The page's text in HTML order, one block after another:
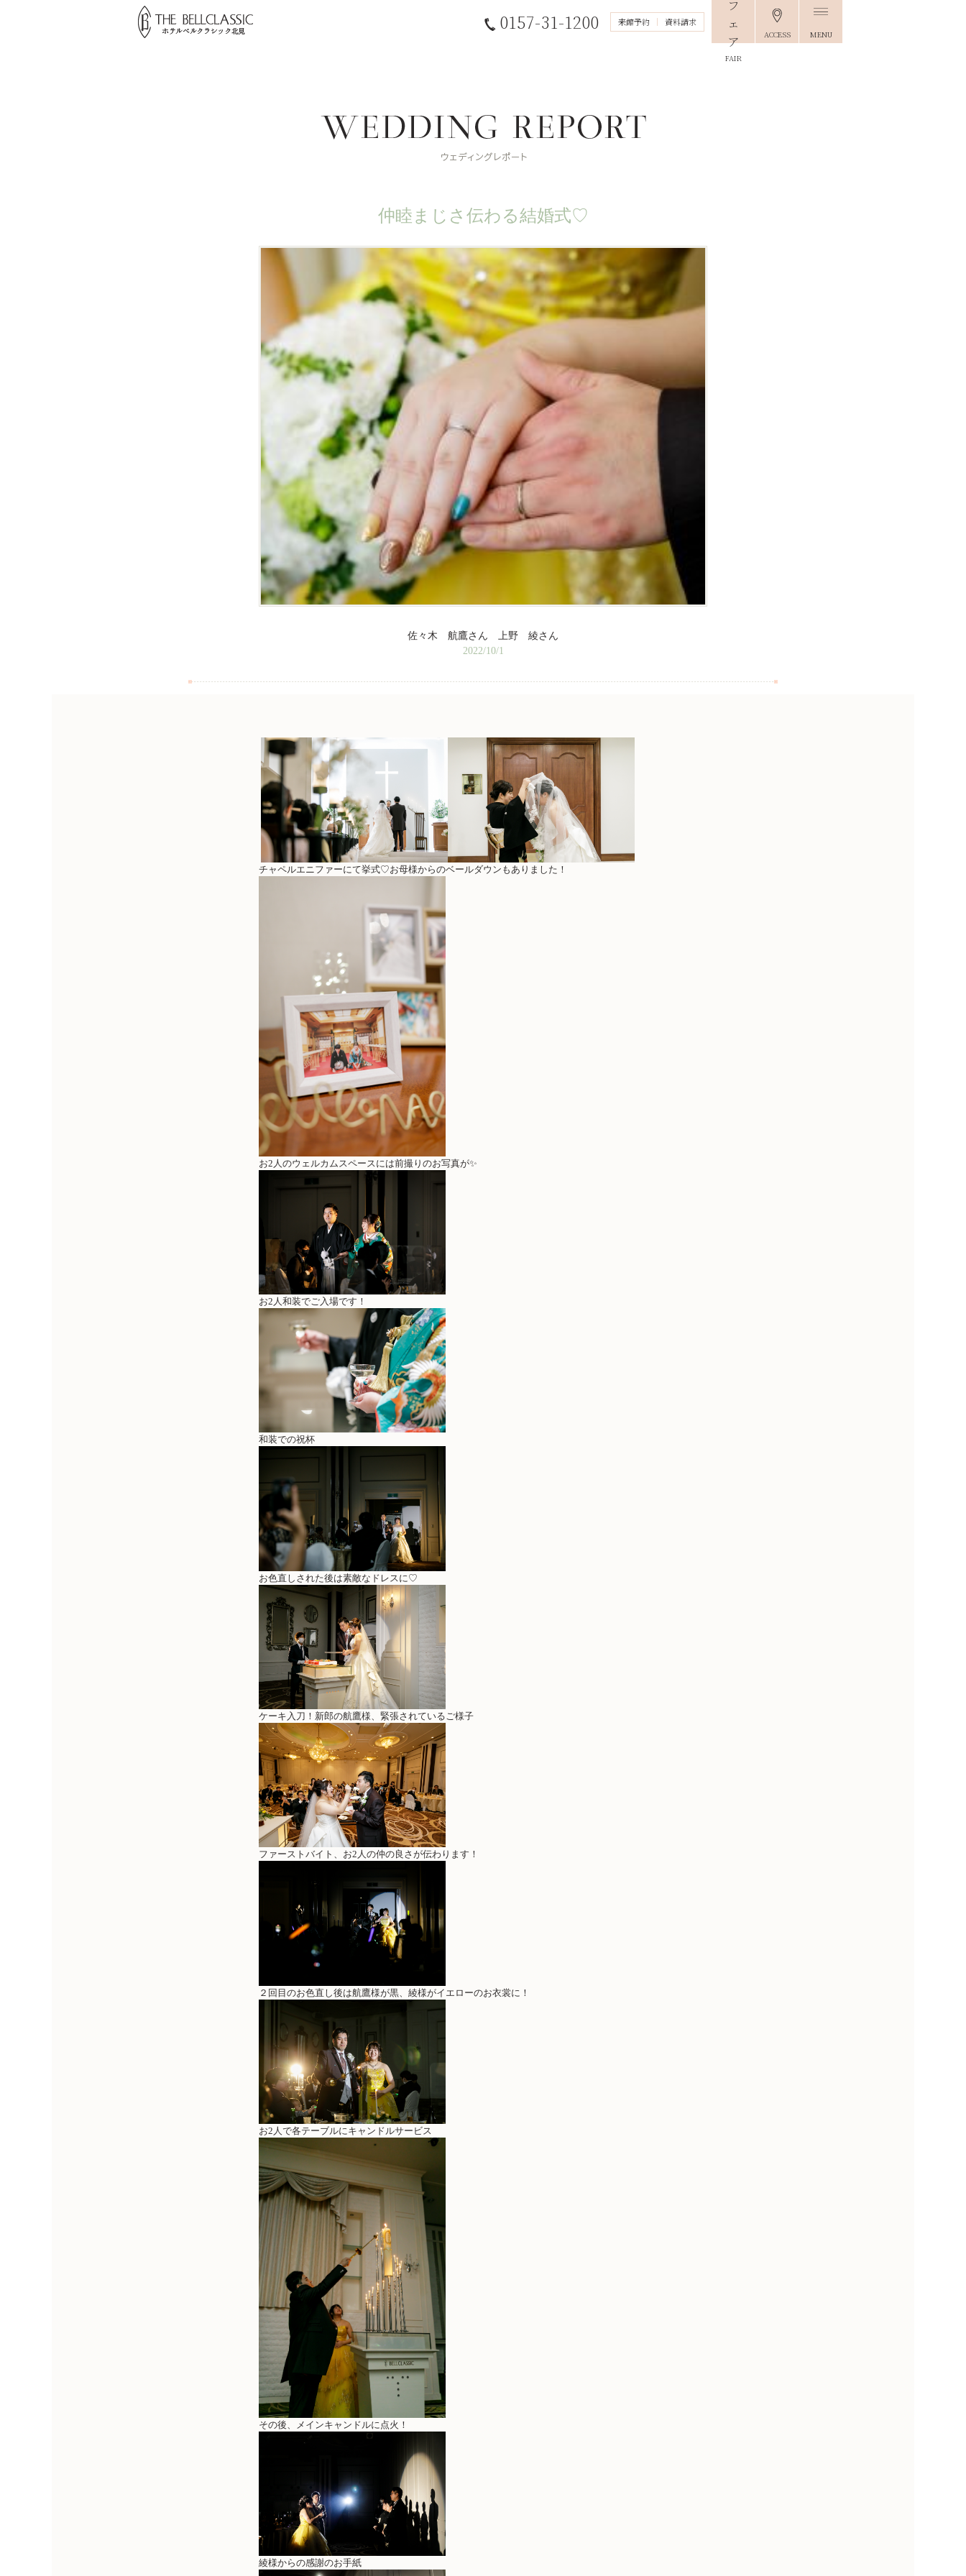
0157-31-1200 来館予約 資料請求
FAIR
ACCESS MENU
仲睦まじさ伝わる結婚式♡
佐々木 航鷹さん 上野 綾さん
2022/10/1
チャペルエニファーにて挙式♡お母様からのベールダウンもありました！
お2人のウェルカムスペースには前撮りのお写真が✨
お2人和装でご入場です！
和装での祝杯
お色直しされた後は素敵なドレスに♡
ケーキ入刀！新郎の航鷹様、緊張されているご様子
ファーストバイト、お2人の仲の良さが伝わります！
２回目のお色直し後は航鷹様が黒、綾様がイエローのお衣裳に！
お2人で各テーブルにキャンドルサービス
その後、メインキャンドルに点火！
綾様からの感謝のお手紙